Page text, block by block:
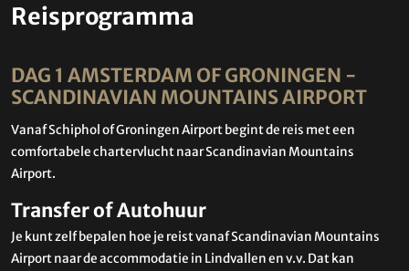
Reisprogramma
DAG 1 AMSTERDAM OF GRONINGEN -
SCANDINAVIAN MOUNTAINS AIRPORT
Vanaf Schiphol of Groningen Airport begint de reis met een
comfortabele chartervlucht naar Scandinavian Mountains
Airport.
Transfer of Autohuur
Je kunt zelf bepalen hoe je reist vanaf Scandinavian Mountains
Airport naar de accommodatie in Lindvallen en v.v. Dat kan